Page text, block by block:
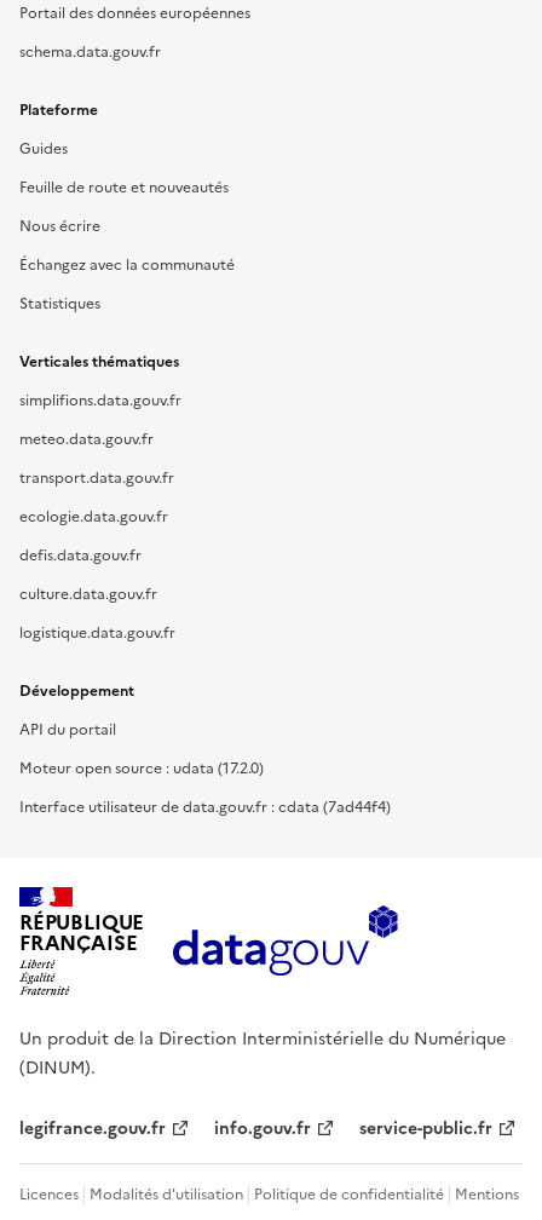
Portail des données européennes
schema.data.gouv.fr
Plateforme
Guides
Feuille de route et nouveautés
Nous écrire
Échangez avec la communauté
Statistiques
Verticales thématiques
simplifions.data.gouv.fr
meteo.data.gouv.fr
transport.data.gouv.fr
ecologie.data.gouv.fr
defis.data.gouv.fr
culture.data.gouv.fr
logistique.data.gouv.fr
Développement
API du portail
Moteur open source : udata (17.2.0)
Interface utilisateur de data.gouv.fr : cdata (7ad44f4)
RÉPUBLIQUE
FRANÇAISE
Un produit de la Direction Interministérielle du Numérique
(DINUM).
legifrance.gouv.fr info.gouv.fr service-public.fr
Licences Modalités d'utilisation Politique de confidentialité Mentions